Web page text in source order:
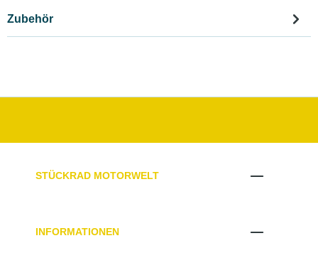
Zubehör
STÜCKRAD MOTORWELT
INFORMATIONEN